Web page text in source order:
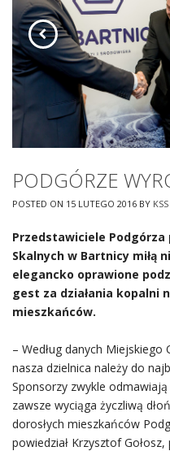
PODGÓRZE
POSTED ON 15 LUTEGO 2016 BY
Przedstawiciele Podgórza
Skalnych w Bartnicy miłą
elegancko oprawione
gest za działania kopalni
mieszkańców.
– Według danych Miejskiego
nasza dzielnica należy do
Sponsorzy zwykle
zawsze wyciąga życzliwą
dorosłych mieszkańców
powiedział Krzysztof